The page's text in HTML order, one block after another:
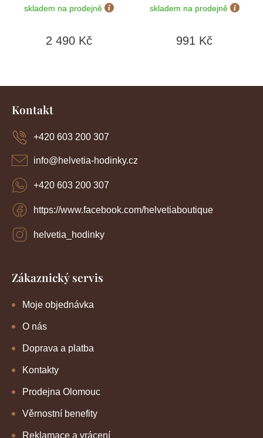
skladem na prodejně
2 490 Kč
skladem na prodejně
991 Kč
Z
Kontakt
info@helvetia-hodinky.cz
+420 603 200 307
https://www.facebook.com/helvetiaboutique
helvetia_hodinky
+420 603 200 307
Zákaznický servis
Moje objednávka
O nás
Doprava a platba
Kontakty
Prodejna Olomouc
Věrnostní benefity
Reklamace a vrácení